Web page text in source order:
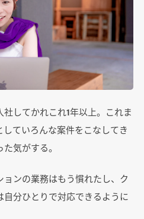
してかれこれ1年以上。これま
ていろんな案件をこなしてき
気がする。
ンの業務はもう慣れたし、ク
自分ひとりで対応できるように